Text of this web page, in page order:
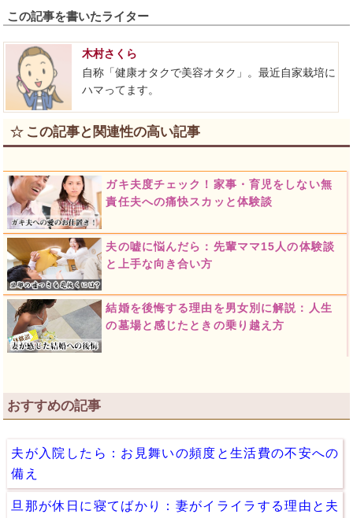
この記事を書いたライター
木村さくら
自称「健康オタクで美容オタク」。最近自家栽培に
ハマってます。
この記事と関連性の高い記事
ガキ夫度チェック！家事・育児をしない無
責任夫への痛快スカッと体験談
夫の嘘に悩んだら：先輩ママ15人の体験談
と上手な向き合い方
結婚を後悔する理由を男女別に解説：人生
の墓場と感じたときの乗り越え方
おすすめの記事
夫が入院したら：お見舞いの頻度と生活費の不安への
備え
旦那が休日に寝てばかり：妻がイライラする理由と夫